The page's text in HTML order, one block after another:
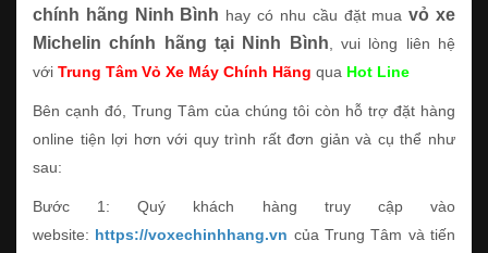
chính hãng Ninh Bình hay có nhu cầu đặt muavỏ xe
Michelin chính hãng tại Ninh Bình, vui lòng liên hệ
với Trung Tâm Vỏ Xe Máy Chính Hãng qua Hot Line
Bên cạnh đó, Trung Tâm của chúng tôi còn hỗ trợ đặt hàng
online tiện lợi hơn với quy trình rất đơn giản và cụ thể như
sau:
Bước 1: Quý khách hàng truy cập vào
website: https://voxechinhhang.vn của Trung Tâm và tiến